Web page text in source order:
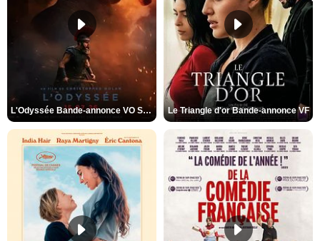
L'Odyssée Bande-annonce VO STFR Le Triangle d'or Bande-annonce VF